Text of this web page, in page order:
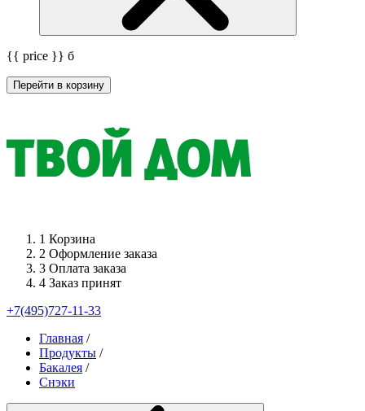
{{ price }} б
Перейти в корзину
1 Корзина
2 Оформление заказа
3 Оплата заказа
4 Заказ принят
+7(495)727-11-33
Главная /
Продукты /
Бакалея /
Снэки